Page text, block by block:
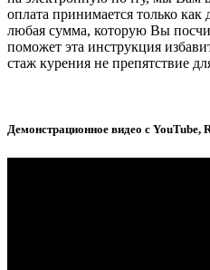
оплата принимается только
любая сумма, которую Вы
поможет эта инструкция
стаж курения не препятствие
Демонстрационное видео с YouTube,